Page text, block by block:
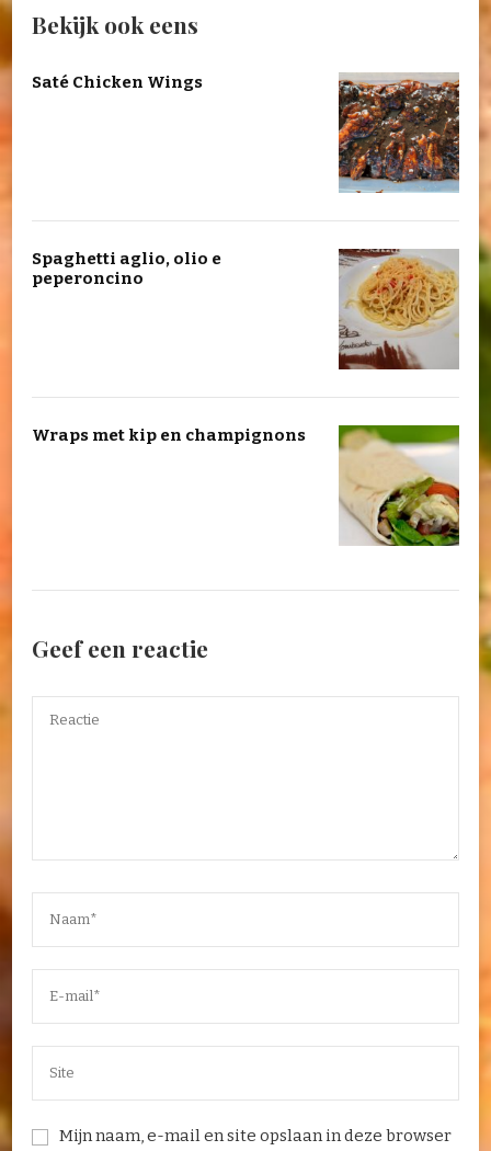
Bekijk ook eens
Saté Chicken Wings
Spaghetti aglio, olio e
peperoncino
Wraps met kip en champignons
Geef een reactie
Mijn naam, e-mail en site opslaan in deze browser